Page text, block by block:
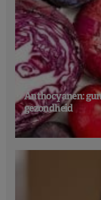
Anthocyanen:
gezondheid